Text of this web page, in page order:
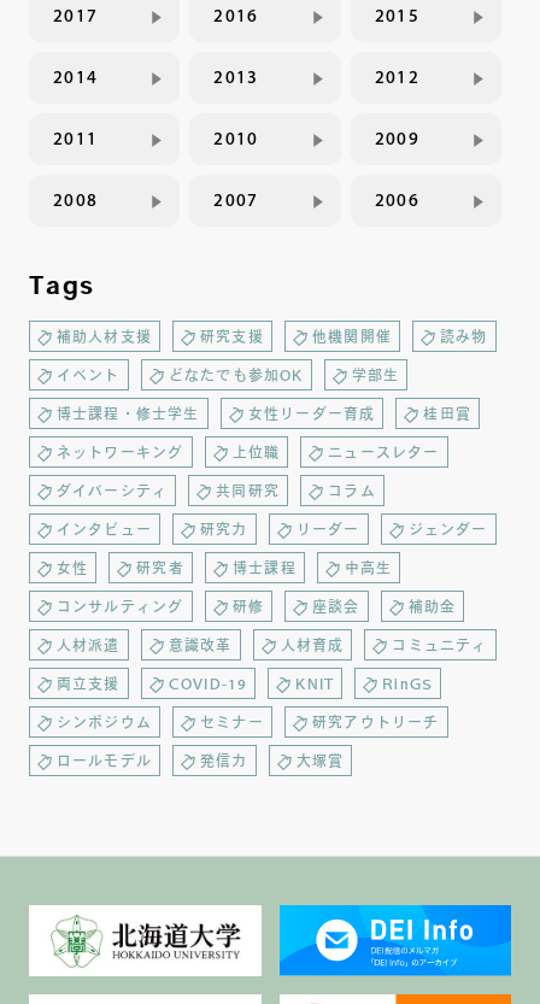
2017 2016 2015
2014 2013 2012
2011 2010 2009
2008 2007 2006
Tags
補助人材支援 研究支援 他機関開催 読み物
イベント どなたでも参加OK 学部生
博士課程・修士学生 女性リーダー育成 桂田賞
ネットワーキング 上位職 ニュースレター
ダイバーシティ 共同研究 コラム
インタビュー 研究力 リーダー ジェンダー
女性 研究者 博士課程 中高生
コンサルティング 研修 座談会 補助金
人材派遣 意識改革 人材育成 コミュニティ
両立支援 COVID-19 KNIT RinGS
シンポジウム セミナー 研究アウトリーチ
ロールモデル 発信力 大塚賞